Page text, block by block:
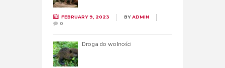
FEBRUARY 9, 2023 BYADMIN
0
Droga do wolności